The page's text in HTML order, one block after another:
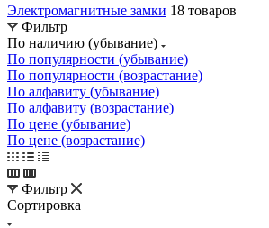
Электромагнитные замки 18 товаров
Фильтр
По наличию (убывание)
По популярности (убывание)
По популярности (возрастание)
По алфавиту (убывание)
По алфавиту (возрастание)
По цене (убывание)
По цене (возрастание)
Фильтр
Сортировка